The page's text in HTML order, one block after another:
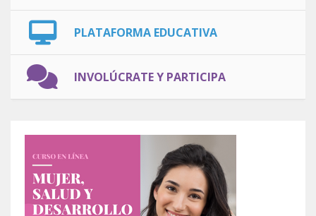
PLATAFORMA EDUCATIVA
INVOLÚCRATE Y PARTICIPA